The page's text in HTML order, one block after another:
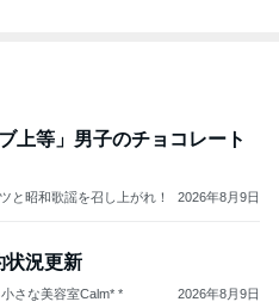
上等」男子のチョコレート
と昭和歌謡を召し上がれ！ 2026年8月9日
状況更新
さな美容室Calm* * 2026年8月9日